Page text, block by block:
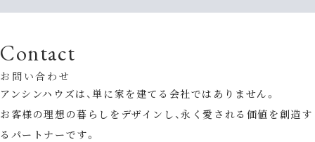
Contact
お問い合わせ
アンシンハウズは、単に家を建てる会社ではありません。
お客様の理想の暮らしをデザインし、永く愛される価値を創造す
るパートナーです。